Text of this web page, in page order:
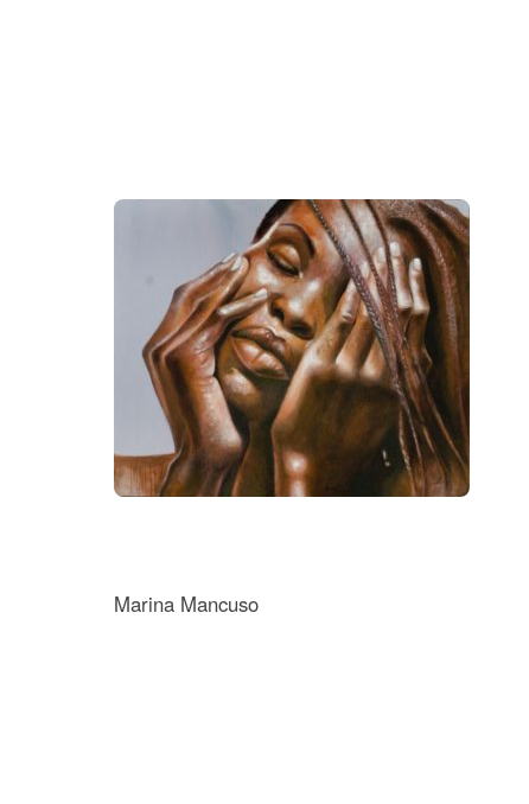
Marina Mancuso